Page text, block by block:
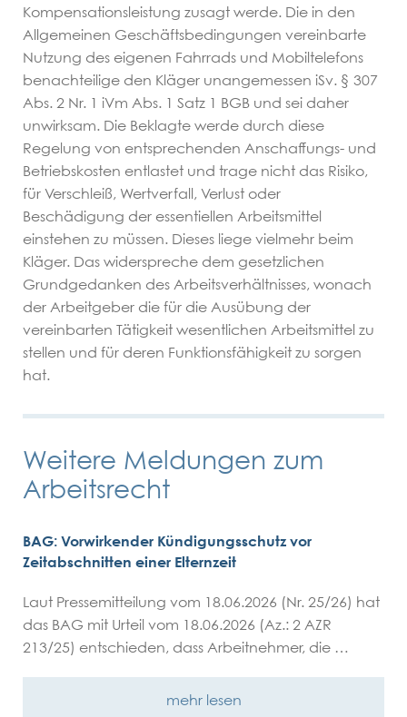
Inkassorecht
Staatsangehörigkeitsrecht
Kosten/FAQ
Kosten
FAQ
Kontakt
Fachanwalt
Datenschutz
neuer Partner gesucht
Home
Kompensationsleistung zusagt werde. Die in den
Allgemeinen Geschäftsbedingungen vereinbarte
Nutzung des eigenen Fahrrads und Mobiltelefons
benachteilige den Kläger unangemessen iSv. § 307
Abs. 2 Nr. 1 iVm Abs. 1 Satz 1 BGB und sei daher
unwirksam. Die Beklagte werde durch diese
Regelung von entsprechenden Anschaffungs- und
Betriebskosten entlastet und trage nicht das Risiko,
für Verschleiß, Wertverfall, Verlust oder
Beschädigung der essentiellen Arbeitsmittel
einstehen zu müssen. Dieses liege vielmehr beim
Kläger. Das widerspreche dem gesetzlichen
Grundgedanken des Arbeitsverhältnisses, wonach
der Arbeitgeber die für die Ausübung der
vereinbarten Tätigkeit wesentlichen Arbeitsmittel zu
stellen und für deren Funktionsfähigkeit zu sorgen
hat.
Weitere Meldungen zum
Arbeitsrecht
BAG: Vorwirkender Kündigungsschutz vor
Zeitabschnitten einer Elternzeit
Laut Pressemitteilung vom 18.06.2026 (Nr. 25/26) hat
das BAG mit Urteil vom 18.06.2026 (Az.: 2 AZR
213/25) entschieden, dass Arbeitnehmer, die …
mehr lesen